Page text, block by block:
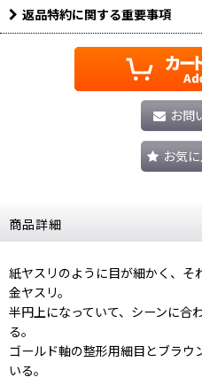
返品特約に関する重要事項
お問
お気
商品詳細
紙ヤスリのように目が細かく、そ
金ヤスリ。
半円上になっていて、シーンに合
る。
ゴールド軸の整形用細目とブラウ
いる。